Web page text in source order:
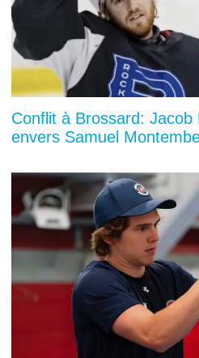
Conflit à Brossard: Jacob
envers Samuel